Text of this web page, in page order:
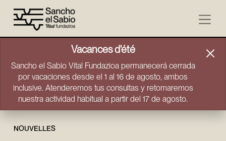
Aller directement au contenu
Vacances d'été
Sancho el Sabio Vital Fundazioa permanecerá cerrada
por vacaciones desde el 1 al 16 de agosto, ambos
inclusive. Atenderemos tus consultas y retomaremos
nuestra actividad habitual a partir del 17 de agosto.
NOUVELLES